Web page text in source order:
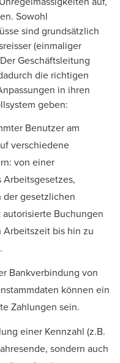
Sowohl
sind grundsätzlich
(einmaliger
Geschäftsleitung
die richtigen
in ihren
geben:
Benutzer am
verschiedene
von einer
gesetzlichen
Buchungen
Arbeitszeit bis hin zu
Bankverbindung von
können ein
Zahlungen sein.
einer Kennzahl (z.B.
sondern auch